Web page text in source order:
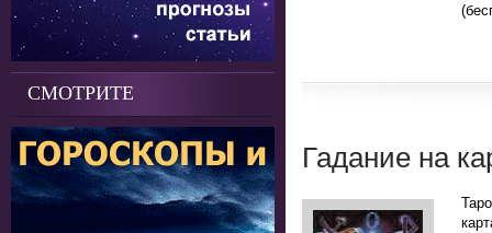
Гадание на
СМОТРИТЕ